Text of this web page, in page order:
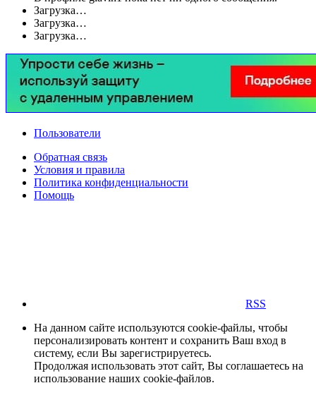
Загрузка…
Загрузка…
Загрузка…
Пользователи
Обратная связь
Условия и правила
Политика конфиденциальности
Помощь
RSS
На данном сайте используются cookie-файлы, чтобы
персонализировать контент и сохранить Ваш вход в
систему, если Вы зарегистрируетесь.
Продолжая использовать этот сайт, Вы соглашаетесь на
использование наших cookie-файлов.